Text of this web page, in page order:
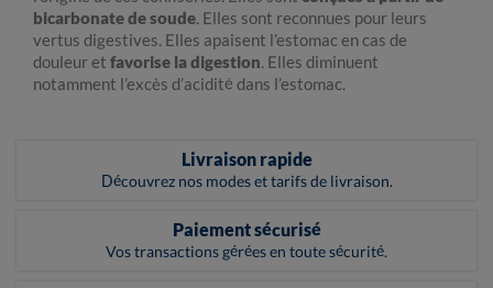
bicarbonate de soude. Elles sont reconnues pour leurs
vertus digestives. Elles apaisent l’estomac en cas de
douleur et favorise la digestion. Elles diminuent
notamment l’excès d’acidité dans l’estomac.
Livraison rapide
Découvrez nos modes et tarifs de livraison.
Paiement sécurisé
Vos transactions gérées en toute sécurité.